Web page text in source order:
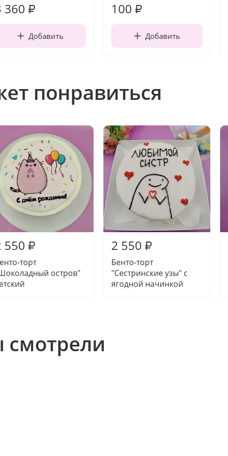
360 ₽
Добавить
100 ₽
Добавить
понравиться
550 ₽
торт
остров"
2 550 ₽
Бенто-торт
"Сестринские узы" с
ягодной начинкой
смотрели